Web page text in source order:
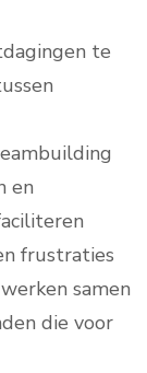
te
en
frustraties
samen
die voor